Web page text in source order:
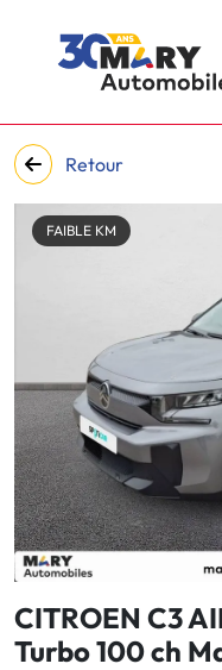
Retour
FAIBLE KM
CITROEN C3
Turbo 100 ch